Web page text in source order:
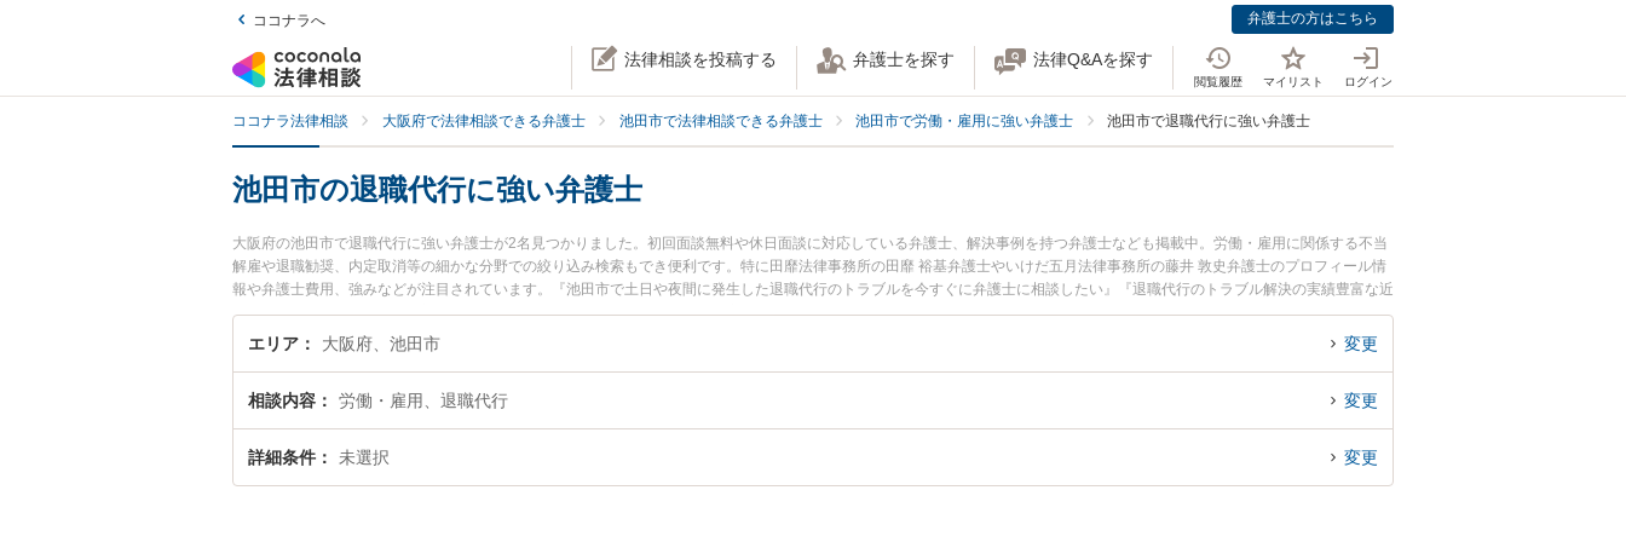
ココナラへ 弁護士の方はこちら
法律相談を投稿する 弁護士を探す 法律Q&Aを探す
閲覧履歴 マイリスト ログイン
ココナラ法律相談 大阪府で法律相談できる弁護士 池田市で法律相談できる弁護士 池田市で労働・雇用に強い弁護士 池田市で退職代行に強い弁護士
池田市の退職代行に強い弁護士
大阪府の池田市で退職代行に強い弁護士が2名見つかりました。初回面談無料や休日面談に対応している弁護士、解決事例を持つ弁護士なども掲載中。労働・雇用に関係する不当
解雇や退職勧奨、内定取消等の細かな分野での絞り込み検索もでき便利です。特に田靡法律事務所の田靡 裕基弁護士やいけだ五月法律事務所の藤井 敦史弁護士のプロフィール情
報や弁護士費用、強みなどが注目されています。『池田市で土日や夜間に発生した退職代行のトラブルを今すぐに弁護士に相談したい』『退職代行のトラブル解決の実績豊富な近
くの弁護士を検索したい』『初回相談無料で退職代行を法律相談できる池田市内の弁護士に相談予約したい』などでお困りの相談者さんにおすすめです。
エリア 大阪府、池田市 変更
相談内容 労働・雇用、退職代行 変更
詳細条件 未選択 変更